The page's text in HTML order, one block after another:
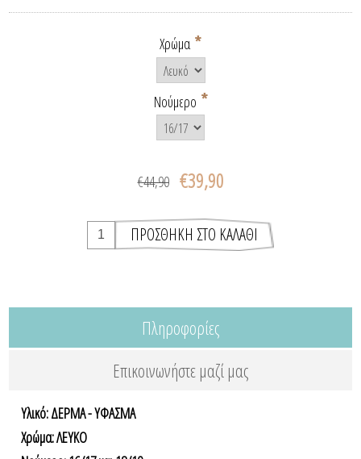
Χρώμα *
Νούμερο *
€44,90 €39,90
Πληροφορίες
Επικοινωνήστε μαζί μας
Υλικό: ΔΕΡΜΑ - ΥΦΑΣΜΑ
Χρώμα: ΛΕΥΚΟ